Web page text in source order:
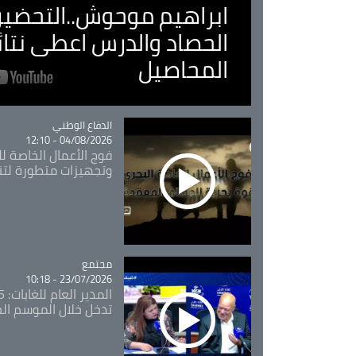
ابراهيم
الحصاد والدرس اعطى
المحاصيل
Catégorie
الدفاع الوطني
04/08/2026 - 12:10
فوج الأعمال الخاصة
وتجهيزات متطورة
Catégorie
مجتمع
23/07/2026 - 10:18
تدخل خلال الموسم